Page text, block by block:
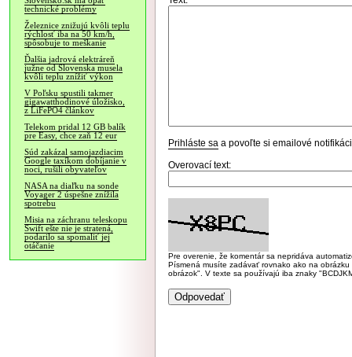
technické problémy
Železnice znižujú kvôli teplu
rýchlosť iba na 50 km/h,
spôsobuje to meškanie
Ďalšia jadrová elektráreň
južne od Slovenska musela
kvôli teplu znížiť výkon
V Poľsku spustili takmer
gigawatthodinové úložisko,
z LiFePO4 článkov
Telekom pridal 12 GB balík
pre Easy, chce zaň 12 eur
Súd zakázal samojazdiacim
Google taxíkom dobíjanie v
noci, rušili obyvateľov
NASA na diaľku na sonde
Voyager 2 úspešne znížila
spotrebu
Misia na záchranu teleskopu
Swift ešte nie je stratená,
podarilo sa spomaliť jej
otáčanie
Prihláste sa a povoľte si emailové
Overovací text:
Pre overenie, že komentár sa nepridáva
Písmená musíte zadávať rovnako ako na
obrázok". V texte sa používajú iba znaky